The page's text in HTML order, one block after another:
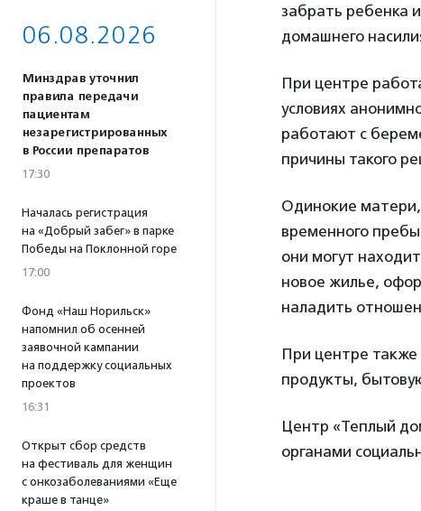
06.08.2026
Минздрав уточнил
правила передачи
пациентам
незарегистрированных
в России препаратов
17:30
Началась регистрация
на «Добрый забег» в парке
Победы на Поклонной горе
17:00
Фонд «Наш Норильск»
напомнил об осенней
заявочной кампании
на поддержку социальных
проектов
16:31
Открыт сбор средств
на фестиваль для женщин
с онкозаболеваниями «Еще
краше в танце»
забрать ребенка
домашнего
При центре
условиях
работают с
причины такого
Одинокие
временного
они могут
новое жилье,
наладить
При центре также
продукты,
Центр «Теплый
органами